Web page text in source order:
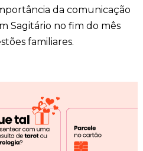
da comunicação
Sagitário no fim do mês
familiares.